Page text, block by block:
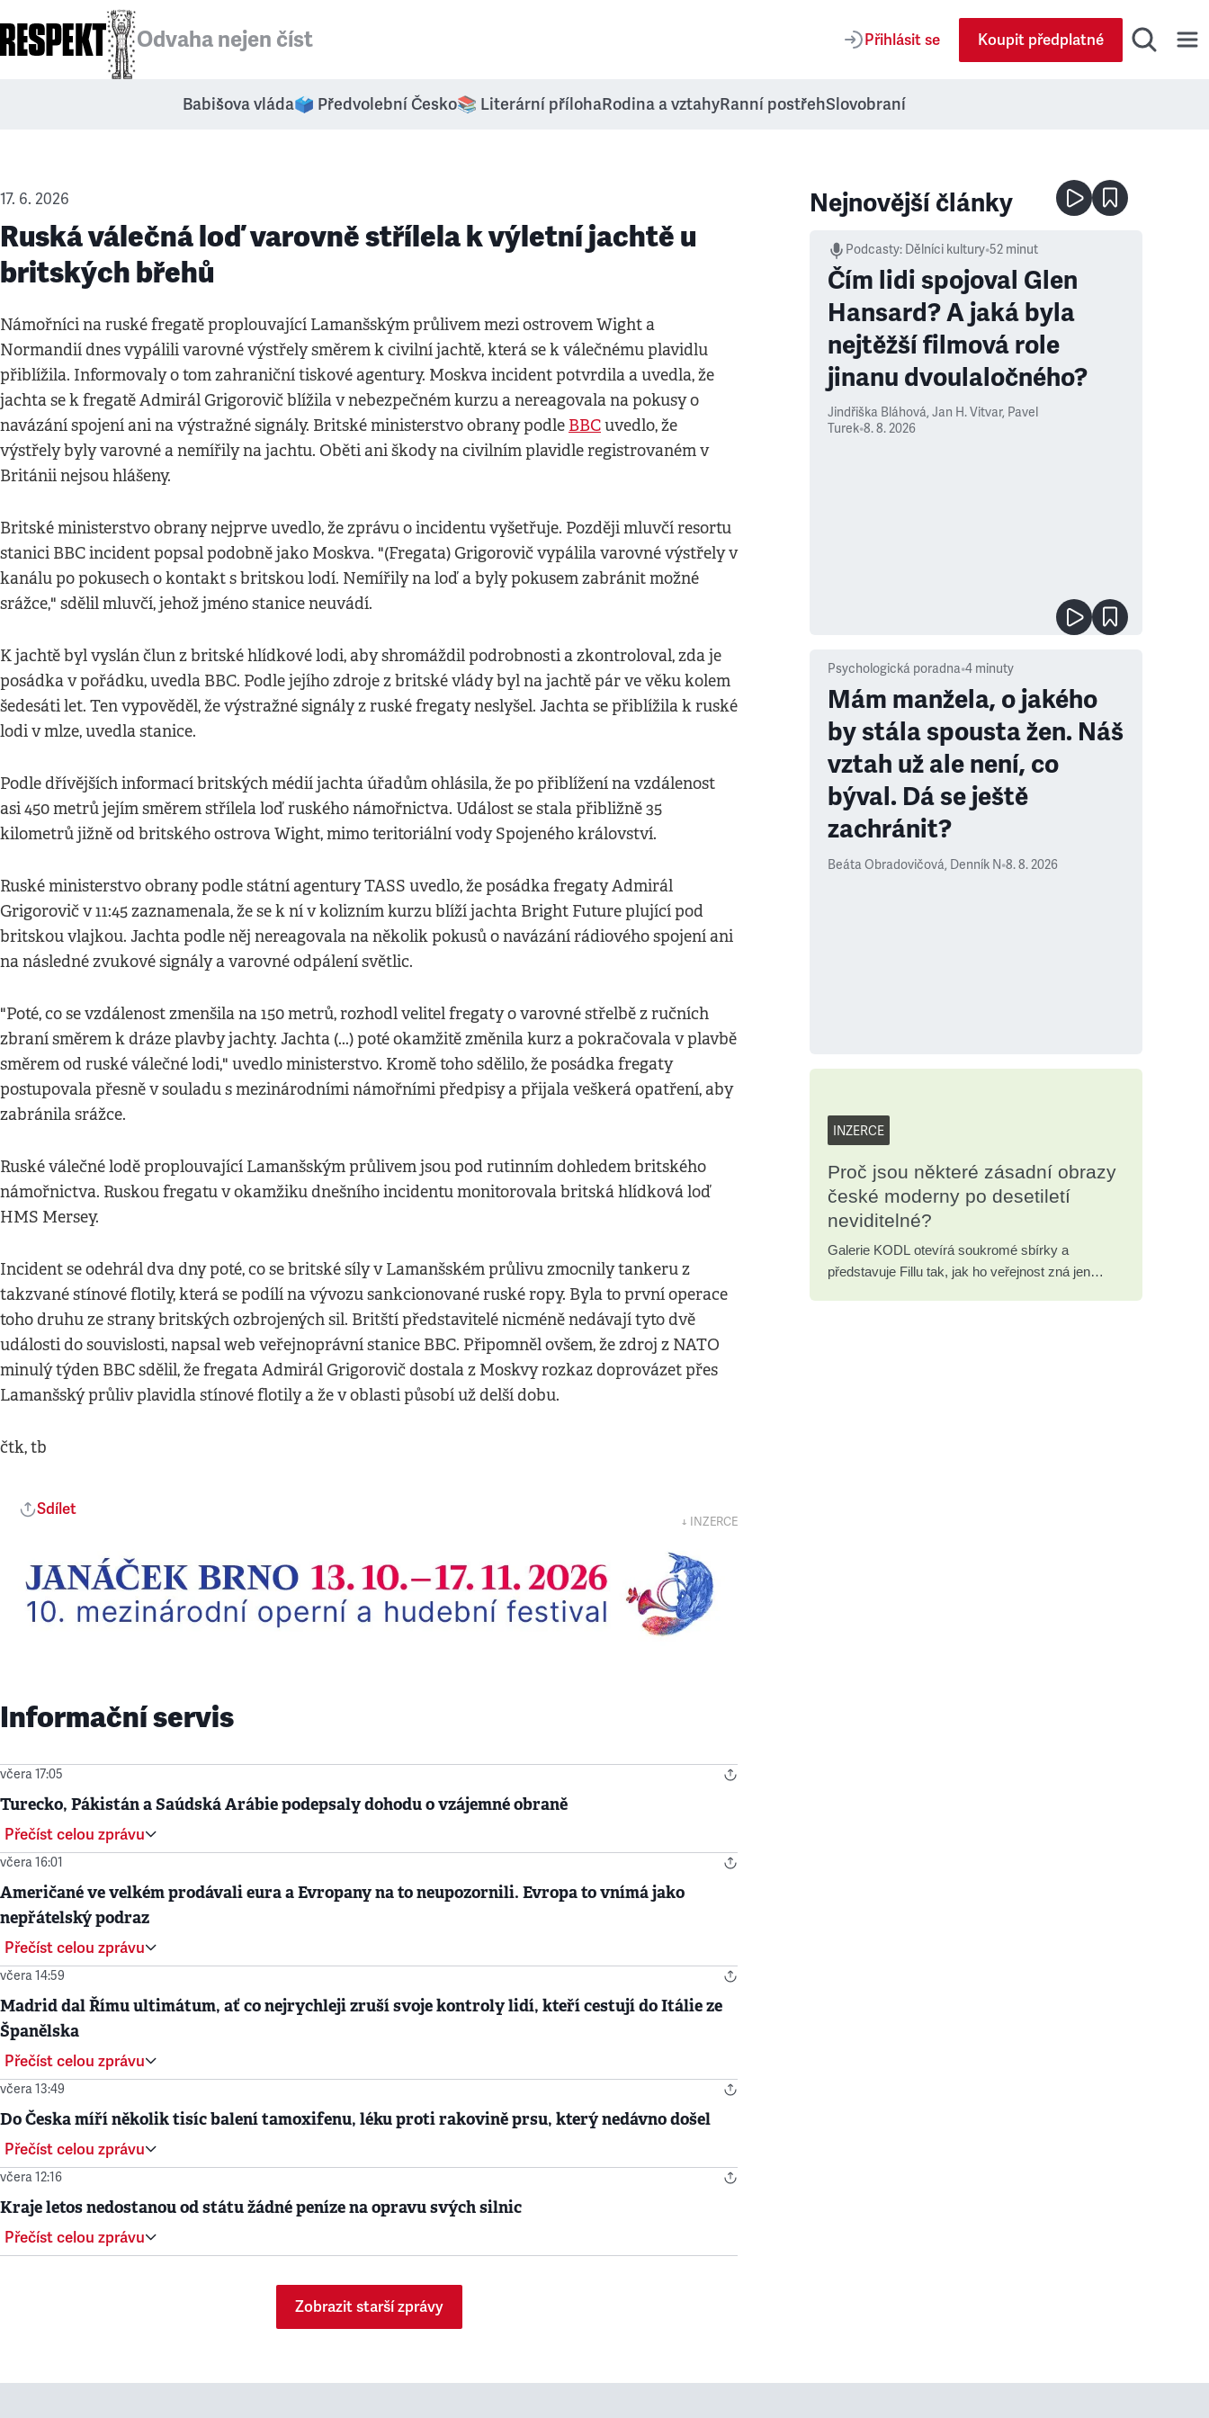
Odvaha nejen číst Přihlásit se Koupit předplatné
Babišova vláda🗳️ Předvolební Česko📚 Literární přílohaRodina a vztahyRanní postřehSlovobraní
17. 6. 2026
Ruská válečná loď varovně střílela k výletní jachtě u
britských břehů
Námořníci na ruské fregatě proplouvající Lamanšským průlivem mezi ostrovem Wight a
Normandií dnes vypálili varovné výstřely směrem k civilní jachtě, která se k válečnému plavidlu
přiblížila. Informovaly o tom zahraniční tiskové agentury. Moskva incident potvrdila a uvedla, že
jachta se k fregatě Admirál Grigorovič blížila v nebezpečném kurzu a nereagovala na pokusy o
navázání spojení ani na výstražné signály. Britské ministerstvo obrany podle BBCuvedlo, že
výstřely byly varovné a nemířily na jachtu. Oběti ani škody na civilním plavidle registrovaném v
Británii nejsou hlášeny.
Britské ministerstvo obrany nejprve uvedlo, že zprávu o incidentu vyšetřuje. Později mluvčí resortu
stanici BBC incident popsal podobně jako Moskva. "(Fregata) Grigorovič vypálila varovné výstřely v
kanálu po pokusech o kontakt s britskou lodí. Nemířily na loď a byly pokusem zabránit možné
srážce," sdělil mluvčí, jehož jméno stanice neuvádí.
K jachtě byl vyslán člun z britské hlídkové lodi, aby shromáždil podrobnosti a zkontroloval, zda je
posádka v pořádku, uvedla BBC. Podle jejího zdroje z britské vlády byl na jachtě pár ve věku kolem
šedesáti let. Ten vypověděl, že výstražné signály z ruské fregaty neslyšel. Jachta se přiblížila k ruské
lodi v mlze, uvedla stanice.
Podle dřívějších informací britských médií jachta úřadům ohlásila, že po přiblížení na vzdálenost
asi 450 metrů jejím směrem střílela loď ruského námořnictva. Událost se stala přibližně 35
kilometrů jižně od britského ostrova Wight, mimo teritoriální vody Spojeného království.
Ruské ministerstvo obrany podle státní agentury TASS uvedlo, že posádka fregaty Admirál
Grigorovič v 11:45 zaznamenala, že se k ní v kolizním kurzu blíží jachta Bright Future plující pod
britskou vlajkou. Jachta podle něj nereagovala na několik pokusů o navázání rádiového spojení ani
na následné zvukové signály a varovné odpálení světlic.
"Poté, co se vzdálenost zmenšila na 150 metrů, rozhodl velitel fregaty o varovné střelbě z ručních
zbraní směrem k dráze plavby jachty. Jachta (...) poté okamžitě změnila kurz a pokračovala v plavbě
směrem od ruské válečné lodi," uvedlo ministerstvo. Kromě toho sdělilo, že posádka fregaty
postupovala přesně v souladu s mezinárodními námořními předpisy a přijala veškerá opatření, aby
zabránila srážce.
Ruské válečné lodě proplouvající Lamanšským průlivem jsou pod rutinním dohledem britského
námořnictva. Ruskou fregatu v okamžiku dnešního incidentu monitorovala britská hlídková loď
HMS Mersey.
Incident se odehrál dva dny poté, co se britské síly v Lamanšském průlivu zmocnily tankeru z
takzvané stínové flotily, která se podílí na vývozu sankcionované ruské ropy. Byla to první operace
toho druhu ze strany britských ozbrojených sil. Britští představitelé nicméně nedávají tyto dvě
události do souvislosti, napsal web veřejnoprávní stanice BBC. Připomněl ovšem, že zdroj z NATO
minulý týden BBC sdělil, že fregata Admirál Grigorovič dostala z Moskvy rozkaz doprovázet přes
Lamanšský průliv plavidla stínové flotily a že v oblasti působí už delší dobu.
čtk, tb
Sdílet
↓ INZERCE
Informační servis
včera 17:05
Turecko, Pákistán a Saúdská Arábie podepsaly dohodu o vzájemné obraně
Přečíst celou zprávu
včera 16:01
Američané ve velkém prodávali eura a Evropany na to neupozornili. Evropa to vnímá jako
nepřátelský podraz
Přečíst celou zprávu
včera 14:59
Madrid dal Římu ultimátum, ať co nejrychleji zruší svoje kontroly lidí, kteří cestují do Itálie ze
Španělska
Přečíst celou zprávu
včera 13:49
Do Česka míří několik tisíc balení tamoxifenu, léku proti rakovině prsu, který nedávno došel
Přečíst celou zprávu
včera 12:16
Kraje letos nedostanou od státu žádné peníze na opravu svých silnic
Přečíst celou zprávu
Zobrazit starší zprávy
Nejnovější články
Podcasty: Dělníci kultury•52 minut
Čím lidi spojoval Glen
Hansard? A jaká byla
nejtěžší filmová role
jinanu dvoulaločného?
Jindřiška Bláhová, Jan H. Vitvar, Pavel
Turek•8. 8. 2026
Psychologická poradna•4 minuty
Mám manžela, o jakého
by stála spousta žen. Náš
vztah už ale není, co
býval. Dá se ještě
zachránit?
Beáta Obradovičová, Denník N•8. 8. 2026
INZERCE
Proč jsou některé zásadní obrazy
české moderny po desetiletí
neviditelné?
Galerie KODL otevírá soukromé sbírky a
představuje Fillu tak, jak ho veřejnost zná jen